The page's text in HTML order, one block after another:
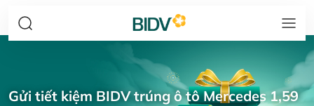
Gửi tiết kiệm BIDV trúng ô tô Mercedes 1,59